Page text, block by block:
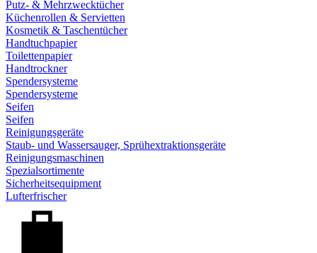
Putz- & Mehrzwecktücher
Küchenrollen & Servietten
Kosmetik & Taschentücher
Handtuchpapier
Toilettenpapier
Handtrockner
Spendersysteme
Spendersysteme
Seifen
Seifen
Reinigungsgeräte
Staub- und Wassersauger, Sprühextraktionsgeräte
Reinigungsmaschinen
Spezialsortimente
Sicherheitsequipment
Lufterfrischer